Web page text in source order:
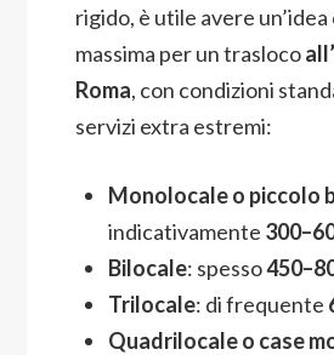
rigido, è utile avere
massima per un trasloco
Roma, con condizioni
servizi extra estremi:
Monolocale o piccolo
indicativamente
Bilocale: spesso
Trilocale: di frequente
Quadrilocale o case